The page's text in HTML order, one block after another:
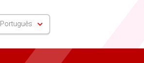
Português